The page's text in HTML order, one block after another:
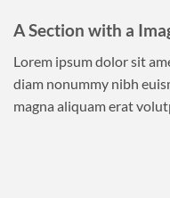
A Section with a
Lorem ipsum dolor sit
diam nonummy nibh
magna aliquam erat